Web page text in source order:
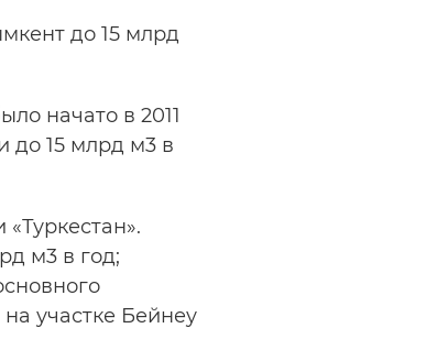
до 15 млрд
начато в 2011
до 15 млрд м3 в
м3 в год;
участке Бейнеу